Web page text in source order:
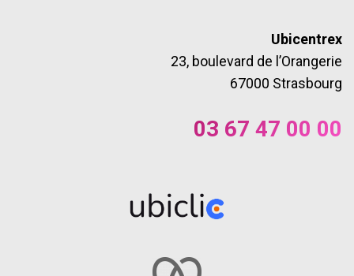
Ubicentrex
23, boulevard de l’Orangerie
67000 Strasbourg
03 67 47 00 00